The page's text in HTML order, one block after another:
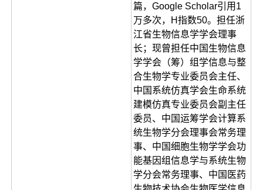
篇，Google Scholar引用1
万多次，H指数50。担任浙
江省生物信息学学会理事
长；现曾担任中国生物信息
学学会（筹）组学信息与整
合生物学专业委员会主任、
中国系统仿真学会生命系统
建模仿真专业委员会副主任
委员、中国运筹学会计算系
统生物学分会理事会常务理
事、中国细胞生物学学会功
能基因组信息学与系统生物
学分会常务理事、中国医药